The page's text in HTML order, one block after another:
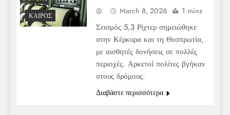
ΚΑΙΡΌΣ
March 8, 2026 1 mins
Σεισμός 5,3 Ρίχτερ σημειώθηκε
στην Κέρκυρα και τη Θεσπρωτία,
με αισθητές δονήσεις σε πολλές
περιοχές. Αρκετοί πολίτες βγήκαν
στους δρόμους.
Διαβάστε περισσότερα